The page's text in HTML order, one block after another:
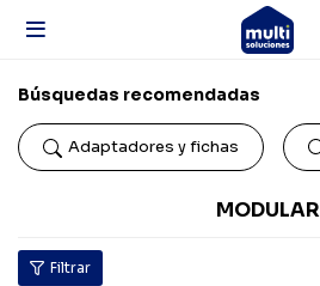

Búsquedas recomendadas
Adaptadores y fichas
MODULAR